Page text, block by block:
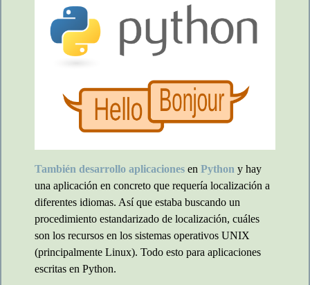
También desarrollo aplicaciones en Python y hay
una aplicación en concreto que requería localización a
diferentes idiomas. Así que estaba buscando un
procedimiento estandarizado de localización, cuáles
son los recursos en los sistemas operativos UNIX
(principalmente Linux). Todo esto para aplicaciones
escritas en Python.